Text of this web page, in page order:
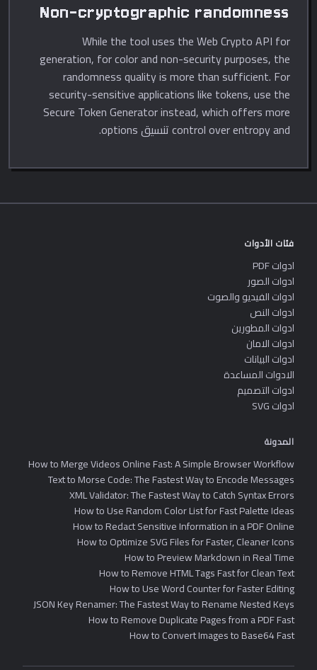
Non-cryptographic randomness
While the tool uses the Web Crypto API for
generation, for color and non-security purposes, the
randomness quality is more than sufficient. For
security-sensitive applications like tokens, use the
Secure Token Generator instead, which offers more
control over entropy and تنسيق options.
فئات الأدوات
ادوات PDF
ادوات الصور
ادوات الفيديو والصوت
ادوات النص
ادوات المطورين
ادوات الامان
ادوات البيانات
الادوات المساعدة
ادوات التصميم
ادوات SVG
المدونة
How to Merge Videos Online Fast: A Simple Browser Workflow
Text to Morse Code: The Fastest Way to Encode Messages
XML Validator: The Fastest Way to Catch Syntax Errors
How to Use Random Color List for Fast Palette Ideas
How to Redact Sensitive Information in a PDF Online
How to Optimize SVG Files for Faster, Cleaner Icons
How to Preview Markdown in Real Time
How to Remove HTML Tags Fast for Clean Text
How to Use Word Counter for Faster Editing
JSON Key Renamer: The Fastest Way to Rename Nested Keys
How to Remove Duplicate Pages from a PDF Fast
How to Convert Images to Base64 Fast